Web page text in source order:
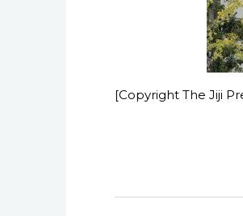
[Copyright The Jiji